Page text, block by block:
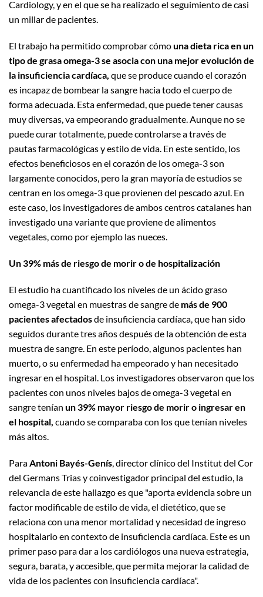
Cardiology, y en el que se ha realizado el seguimiento de casi
un millar de pacientes.
El trabajo ha permitido comprobar cómouna dieta rica en un
tipo de grasa omega-3 se asocia con una mejor evolución de
la insuficiencia cardíaca, que se produce cuando el corazón
es incapaz de bombear la sangre hacia todo el cuerpo de
forma adecuada. Esta enfermedad, que puede tener causas
muy diversas, va empeorando gradualmente. Aunque no se
puede curar totalmente, puede controlarse a través de
pautas farmacológicas y estilo de vida. En este sentido, los
efectos beneficiosos en el corazón de los omega-3 son
largamente conocidos, pero la gran mayoría de estudios se
centran en los omega-3 que provienen del pescado azul. En
este caso, los investigadores de ambos centros catalanes han
investigado una variante que proviene de alimentos
vegetales, como por ejemplo las nueces.
Un 39% más de riesgo de morir o de hospitalización
El estudio ha cuantificado los niveles de un ácido graso
omega-3 vegetal en muestras de sangre de más de 900
pacientes afectadosde insuficiencia cardíaca, que han sido
seguidos durante tres años después de la obtención de esta
muestra de sangre. En este período, algunos pacientes han
muerto, o su enfermedad ha empeorado y han necesitado
ingresar en el hospital. Los investigadores observaron que los
pacientes con unos niveles bajos de omega-3 vegetal en
sangre tenían un 39% mayor riesgo de morir o ingresar en
el hospital, cuando se comparaba con los que tenían niveles
más altos.
ParaAntoni Bayés-Genís, director clínico del Institut del Cor
del Germans Trias y coinvestigador principal del estudio, la
relevancia de este hallazgo es que "aporta evidencia sobre un
factor modificable de estilo de vida, el dietético, que se
relaciona con una menor mortalidad y necesidad de ingreso
hospitalario en contexto de insuficiencia cardíaca. Este es un
primer paso para dar a los cardiólogos una nueva estrategia,
segura, barata, y accesible, que permita mejorar la calidad de
vida de los pacientes con insuficiencia cardíaca".